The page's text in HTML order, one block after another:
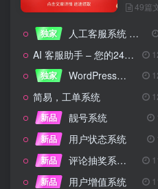
49篇
独家 人工客服系统 技术开发文档
AI 客服助手 – 您的24/7智能客服专家
独家
WordPress设备管理器插件 – 专业版
简易，工单系统
新品
靓号系统
新品
用户状态系统
新品
评论抽奖系统 – 完整功能详解
新品
用户增值系统